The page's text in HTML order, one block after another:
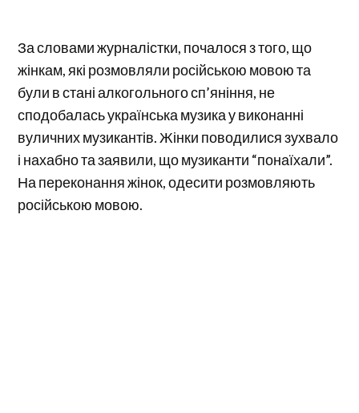
За словами журналістки, почалося з того, що
жінкам, які розмовляли російською мовою та
були в стані алкогольного сп’яніння, не
сподобалась українська музика у виконанні
вуличних музикантів. Жінки поводилися зухвало
і нахабно та заявили, що музиканти “понаїхали”.
На переконання жінок, одесити розмовляють
російською мовою.